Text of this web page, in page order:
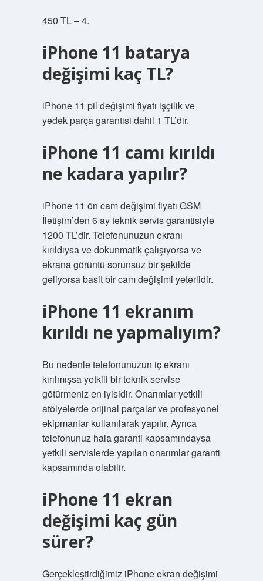
450 TL – 4.
iPhone 11 batarya
değişimi kaç TL?
iPhone 11 pil değişimi fiyatı işçilik ve
yedek parça garantisi dahil 1 TL’dir.
iPhone 11 camı kırıldı
ne kadara yapılır?
iPhone 11 ön cam değişimi fiyatı GSM
İletişim’den 6 ay teknik servis garantisiyle
1200 TL’dir. Telefonunuzun ekranı
kırıldıysa ve dokunmatik çalışıyorsa ve
ekrana görüntü sorunsuz bir şekilde
geliyorsa basit bir cam değişimi yeterlidir.
iPhone 11 ekranım
kırıldı ne yapmalıyım?
Bu nedenle telefonunuzun iç ekranı
kırılmışsa yetkili bir teknik servise
götürmeniz en iyisidir. Onarımlar yetkili
atölyelerde orijinal parçalar ve profesyonel
ekipmanlar kullanılarak yapılır. Ayrıca
telefonunuz hala garanti kapsamındaysa
yetkili servislerde yapılan onarımlar garanti
kapsamında olabilir.
iPhone 11 ekran
değişimi kaç gün
sürer?
Gerçekleştirdiğimiz iPhone ekran değişimi